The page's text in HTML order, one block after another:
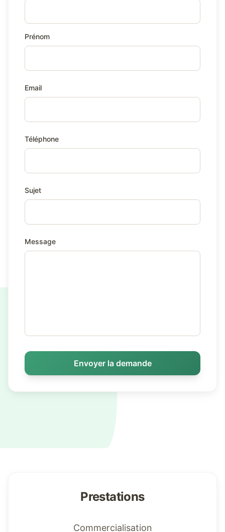
Prénom
Email
Téléphone
Sujet
Message
Envoyer la demande
Prestations
Commercialisation